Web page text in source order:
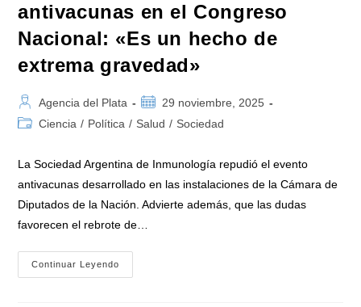
antivacunas en el Congreso
Nacional: «Es un hecho de
extrema gravedad»
Autor
de
Agencia del Plata
Publicación
de
29 noviembre, 2025
Categoría
la
Ciencia / Política / Salud / Sociedad
La Sociedad Argentina de Inmunología repudió el evento
antivacunas desarrollado en las instalaciones de la Cámara de
Diputados de la Nación. Advierte además, que las dudas
favorecen el rebrote de…
Continuar Leyendo
Repudiaron